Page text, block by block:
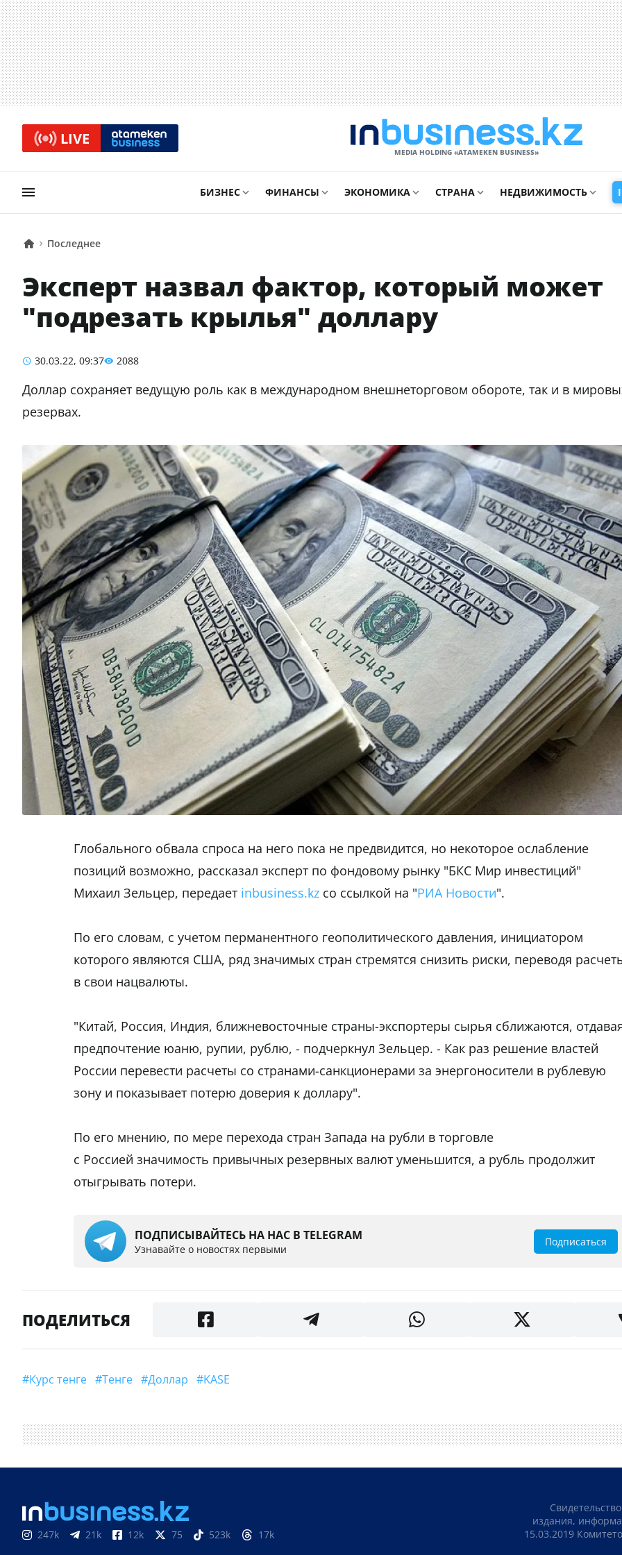
LIVE
MEDIA HOLDING «ATAMEKЕN BUSINESS»
БИЗНЕС ФИНАНСЫ ЭКОНОМИКА СТРАНА НЕДВИЖИМОСТЬ
Последнее
Эксперт назвал фактор, который может
"подрезать крылья" доллару
30.03.22, 09:37 2088
Доллар сохраняет ведущую роль как в международном внешнеторговом обороте, так и в
резервах.
Глобального обвала спроса на него пока не предвидится, но некоторое ослабление
позиций возможно, рассказал эксперт по фондовому рынку "БКС Мир инвестиций"
Михаил Зельцер, передает inbusiness.kz со ссылкой на "РИА Новости".
По его словам, с учетом перманентного геополитического давления, инициатором
которого являются США, ряд значимых стран стремятся снизить риски, переводя
в свои нацвалюты.
"Китай, Россия, Индия, ближневосточные страны-экспортеры сырья сближаются,
предпочтение юаню, рупии, рублю, - подчеркнул Зельцер. - Как раз решение властей
России перевести расчеты со странами-санкционерами за энергоносители в рублевую
зону и показывает потерю доверия к доллару".
По его мнению, по мере перехода стран Запада на рубли в торговле
с Россией значимость привычных резервных валют уменьшится, а рубль продолжит
отыгрывать потери.
ПОДПИСЫВАЙТЕСЬ НА НАС В TELEGRAM
Узнавайте о новостях первыми
Подписаться
ПОДЕЛИТЬСЯ
#курс тенге #Тенге #Доллар #KASE
247k 21k 12k 75 523k 17k
издания,
15.03.2019